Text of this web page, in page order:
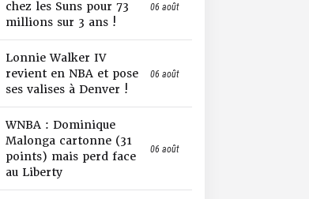
chez les Suns pour 73
millions sur 3 ans !
06 août
Lonnie Walker IV
revient en NBA et pose
ses valises à Denver !
06 août
WNBA : Dominique
Malonga cartonne (31
points) mais perd face
au Liberty
06 août